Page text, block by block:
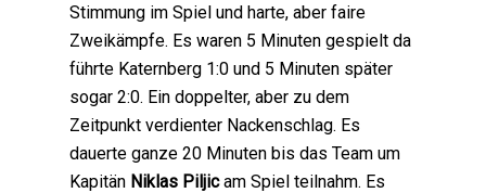
Stimmung im Spiel und harte, aber faire
Zweikämpfe. Es waren 5 Minuten gespielt da
führte Katernberg 1:0 und 5 Minuten später
sogar 2:0. Ein doppelter, aber zu dem
Zeitpunkt verdienter Nackenschlag. Es
dauerte ganze 20 Minuten bis das Team um
Kapitän Niklas Piljicam Spiel teilnahm. Es